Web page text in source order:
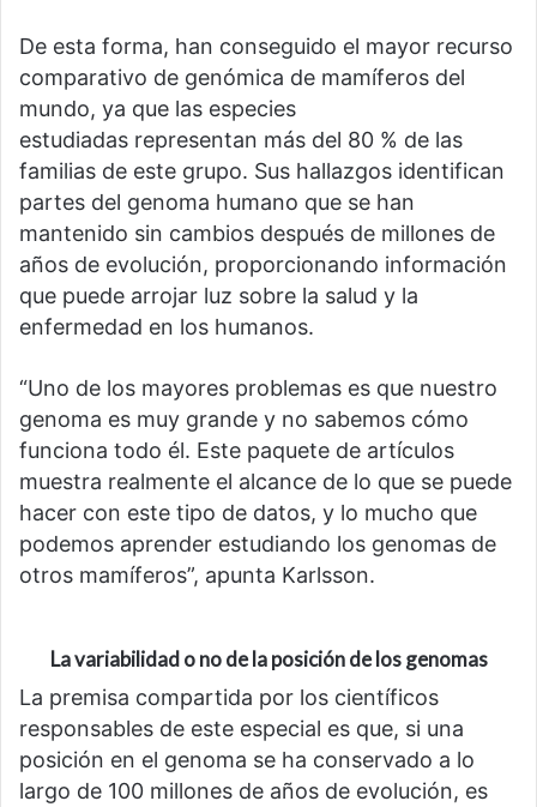
De esta forma, han conseguido el mayor recurso
comparativo de genómica de mamíferos del
mundo, ya que las especies
estudiadas representan más del 80 % de las
familias de este grupo. Sus hallazgos identifican
partes del genoma humano que se han
mantenido sin cambios después de millones de
años de evolución, proporcionando información
que puede arrojar luz sobre la salud y la
enfermedad en los humanos.
“Uno de los mayores problemas es que nuestro
genoma es muy grande y no sabemos cómo
funciona todo él. Este paquete de artículos
muestra realmente el alcance de lo que se puede
hacer con este tipo de datos, y lo mucho que
podemos aprender estudiando los genomas de
otros mamíferos”, apunta Karlsson.
La variabilidad o no de la posición de los genomas
La premisa compartida por los científicos
responsables de este especial es que, si una
posición en el genoma se ha conservado a lo
largo de 100 millones de años de evolución, es